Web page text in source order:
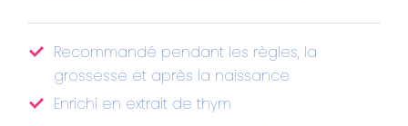
Recommandé pendant les règles, la
grossesse et après la naissance
Enrichi en extrait de thym